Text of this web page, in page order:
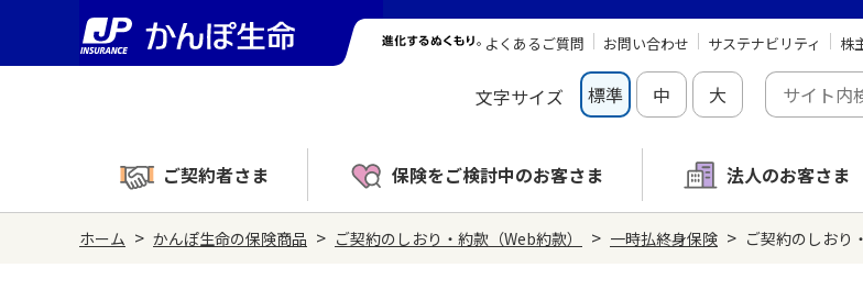
よくあるご質問 お問い合わせ サステナビリティ 株
文字サイズ 標準 中 大
ご契約者さま 保険をご検討中のお客さま 法人のお客さま
ホーム > かんぽ生命の保険商品 > ご契約のしおり・約款（Web約款） > 一時払終身保険 > ご契約のしお